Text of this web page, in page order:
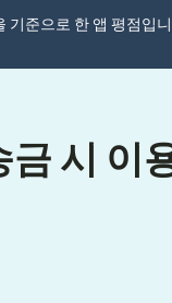
준으로 한 앱 평점입
시 이